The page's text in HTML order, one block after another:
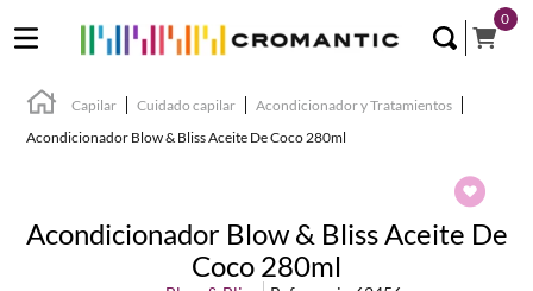
0
Capilar Cuidado capilar
Acondicionador y Tratamientos
Acondicionador Blow & Bliss Aceite De Coco 280ml
Acondicionador Blow & Bliss Aceite De
Coco 280ml